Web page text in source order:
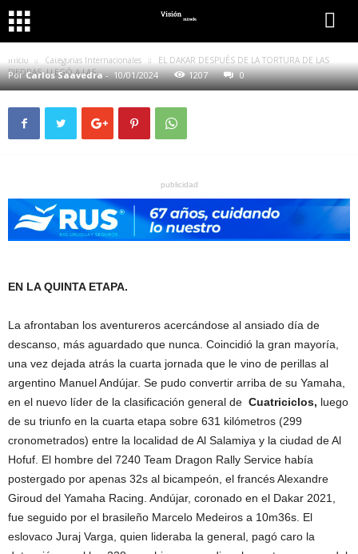
Inicio Categorias Internacionales
EL DAKAR DESPUÉS DE LA TORTURA DE LAS
PIEDRAS, LLEGÓ A LAS...
CATEGORIAS INTERNACIONALES DAKAR
EL DAKAR DESPUÉS DE LA TORTURA DE LAS PIEDRAS, LLEGÓ A
LAS DUNAS
Por Carlos Saavedra- 10/01/2024 1207 0
publicidad
EN LA QUINTA ETAPA.
La afrontaban los aventureros acercándose al ansiado día de
descanso, más aguardado que nunca. Coincidió la gran mayoría,
una vez dejada atrás la cuarta jornada que le vino de perillas al
argentino Manuel Andújar. Se pudo convertir arriba de su Yamaha,
en el nuevo líder de la clasificación general de Cuatriciclos, luego
de su triunfo en la cuarta etapa sobre 631 kilómetros (299
cronometrados) entre la localidad de Al Salamiya y la ciudad de Al
Hofuf. El hombre del 7240 Team Dragon Rally Service había
postergado por apenas 32s al bicampeón, el francés Alexandre
Giroud del Yamaha Racing. Andújar, coronado en el Dakar 2021,
fue seguido por el brasileño Marcelo Medeiros a 10m36s. El
eslovaco Juraj Varga, quien lideraba la general, pagó caro la